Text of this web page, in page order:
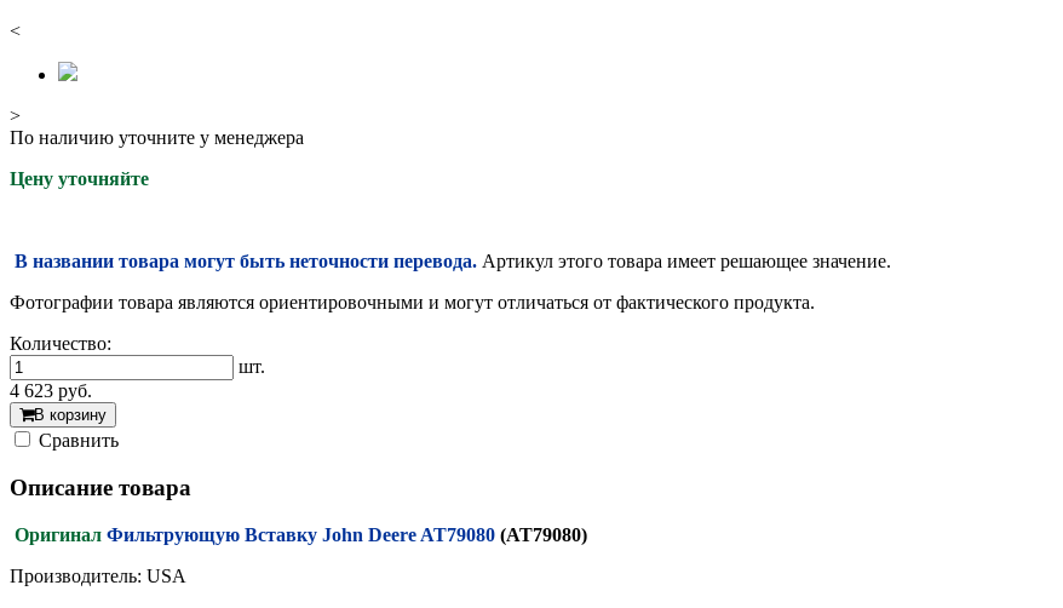
<
>
По наличию уточните у менеджера
Цену уточняйте
В названии товара могут быть неточности перевода. Артикул этого товара имеет решающее значение.
Фотографии товара являются ориентировочными и могут отличаться от фактического продукта.
Количество:
шт.
4 623 руб.
В корзину
Cравнить
Описание товара
Оригинал Фильтрующую Вставку John Deere AT79080 (AT79080)
Производитель: USA